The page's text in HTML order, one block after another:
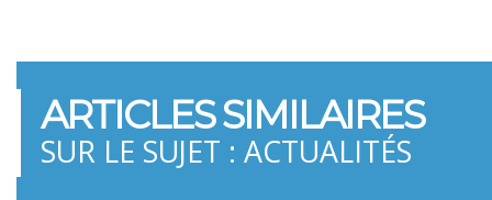
ARTICLES SIMILAIRES
SUR LE SUJET : ACTUALITÉS